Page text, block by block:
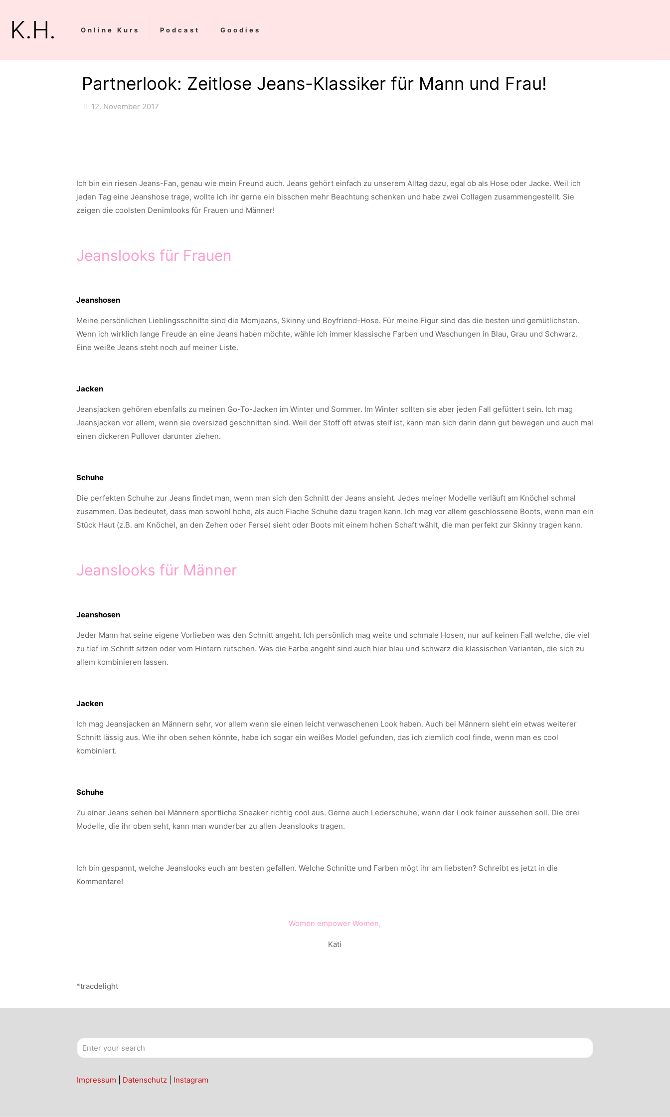
K.H. Online Kurs Podcast Goodies
Partnerlook: Zeitlose Jeans-Klassiker für Mann und Frau!
12. November 2017
Ich bin ein riesen Jeans-Fan, genau wie mein Freund auch. Jeans gehört einfach zu unserem Alltag dazu, egal ob als Hose oder Jacke. Weil ich
jeden Tag eine Jeanshose trage, wollte ich ihr gerne ein bisschen mehr Beachtung schenken und habe zwei Collagen zusammengestellt. Sie
zeigen die coolsten Denimlooks für Frauen und Männer!
Jeanslooks für Frauen
Jeanshosen
Meine persönlichen Lieblingsschnitte sind die Momjeans, Skinny und Boyfriend-Hose. Für meine Figur sind das die besten und gemütlichsten.
Wenn ich wirklich lange Freude an eine Jeans haben möchte, wähle ich immer klassische Farben und Waschungen in Blau, Grau und Schwarz.
Eine weiße Jeans steht noch auf meiner Liste.
Jacken
Jeansjacken gehören ebenfalls zu meinen Go-To-Jacken im Winter und Sommer. Im Winter sollten sie aber jeden Fall gefüttert sein. Ich mag
Jeansjacken vor allem, wenn sie oversized geschnitten sind. Weil der Stoff oft etwas steif ist, kann man sich darin dann gut bewegen und auch mal
einen dickeren Pullover darunter ziehen.
Schuhe
Die perfekten Schuhe zur Jeans findet man, wenn man sich den Schnitt der Jeans ansieht. Jedes meiner Modelle verläuft am Knöchel schmal
zusammen. Das bedeutet, dass man sowohl hohe, als auch Flache Schuhe dazu tragen kann. Ich mag vor allem geschlossene Boots, wenn man ein
Stück Haut (z.B. am Knöchel, an den Zehen oder Ferse) sieht oder Boots mit einem hohen Schaft wählt, die man perfekt zur Skinny tragen kann.
Jeanslooks für Männer
Jeanshosen
Jeder Mann hat seine eigene Vorlieben was den Schnitt angeht. Ich persönlich mag weite und schmale Hosen, nur auf keinen Fall welche, die viel
zu tief im Schritt sitzen oder vom Hintern rutschen. Was die Farbe angeht sind auch hier blau und schwarz die klassischen Varianten, die sich zu
allem kombinieren lassen.
Jacken
Ich mag Jeansjacken an Männern sehr, vor allem wenn sie einen leicht verwaschenen Look haben. Auch bei Männern sieht ein etwas weiterer
Schnitt lässig aus. Wie ihr oben sehen könnte, habe ich sogar ein weißes Model gefunden, das ich ziemlich cool finde, wenn man es cool
kombiniert.
Schuhe
Zu einer Jeans sehen bei Männern sportliche Sneaker richtig cool aus. Gerne auch Lederschuhe, wenn der Look feiner aussehen soll. Die drei
Modelle, die ihr oben seht, kann man wunderbar zu allen Jeanslooks tragen.
Ich bin gespannt, welche Jeanslooks euch am besten gefallen. Welche Schnitte und Farben mögt ihr am liebsten? Schreibt es jetzt in die
Kommentare!
Women empower Women,
Kati
*tracdelight
Impressum Datenschutz Instagram